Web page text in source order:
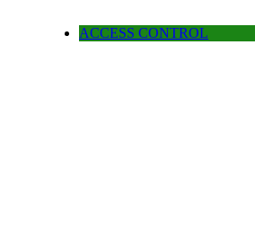
ACCESS CONTROL